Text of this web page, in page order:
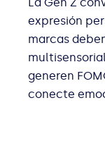
expresión
marcas
generen
conecte